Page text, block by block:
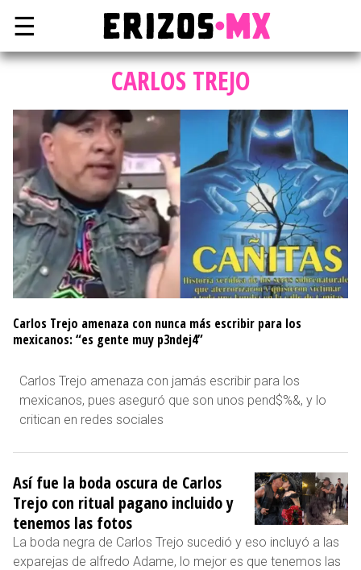
☰
CARLOS TREJO
Carlos Trejo amenaza con nunca más escribir para los
mexicanos: “es gente muy p3ndej4”
Carlos Trejo amenaza con jamás escribir para los
mexicanos, pues aseguró que son unos pend$%&, y lo
critican en redes sociales
Así fue la boda oscura de Carlos
Trejo con ritual pagano incluido y
tenemos las fotos
La boda negra de Carlos Trejo sucedió y eso incluyó a las
exparejas de alfredo Adame, lo mejor es que tenemos las